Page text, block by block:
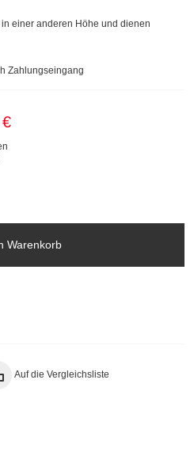
einer anderen Höhe und dienen
Zahlungseingang
Warenkorb
Auf die Vergleichsliste